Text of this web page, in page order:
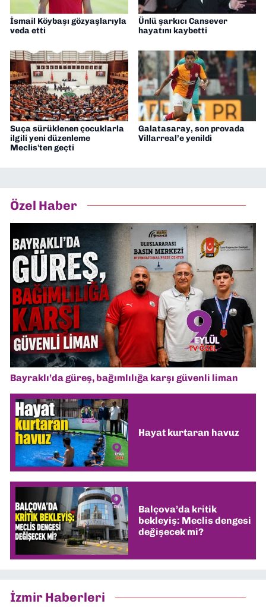
İsmail Köybaşı gözyaşlarıyla
veda etti
Ünlü şarkıcı Cansever
hayatını kaybetti
Suça sürüklenen çocuklarla
ilgili yeni düzenleme
Meclis'ten geçti
Galatasaray, son provada
Villarreal’e yenildi
Özel Haber
Bayraklı’da güreş, bağımlılığa karşı güvenli liman
Hayat kurtaran havuz
Balçova’da kritik
bekleyiş: Meclis dengesi
değişecek mi?
İzmir Haberleri